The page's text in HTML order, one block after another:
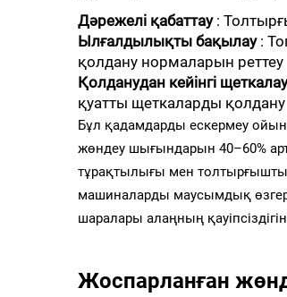
Дәрежелі қабаттау :
Ылғалдылықты бақылау :
қолдану нормаларын реттеу
Қолданудан кейінгі
қуатты щеткаларды қолдану
Бұл қадамдарды ескермеу ойын
жөндеу шығындарын 40–60%
тұрақтылығы мен
машиналарды маусымдық
шаралары алаңның
Жоспарланған